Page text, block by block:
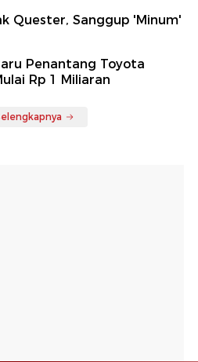
Quester, Sanggup 'Minum'
Penantang Toyota
Rp 1 Miliaran